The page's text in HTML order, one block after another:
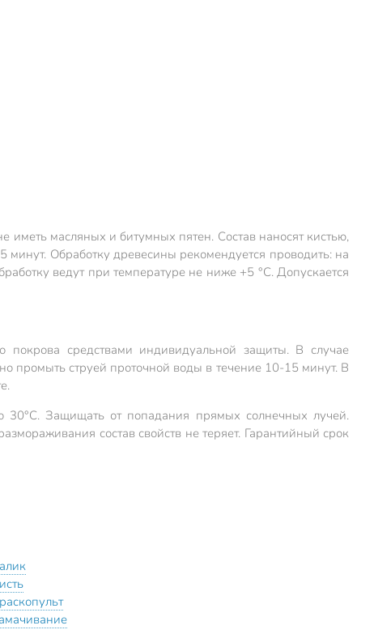
масляных и битумных пятен. Состав наносят кистью,
Обработку древесины рекомендуется проводить: на
ведут при температуре не ниже +5 °С. Допускается
средствами индивидуальной защиты. В случае
промыть струей проточной воды в течение 10-15 минут. В
30°С. Защищать от попадания прямых солнечных лучей.
состав свойств не теряет. Гарантийный срок